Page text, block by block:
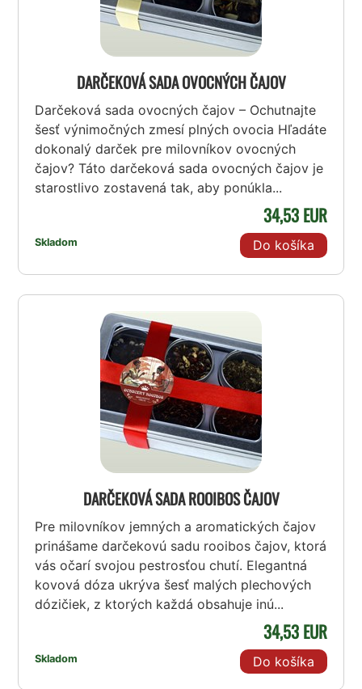
DARČEKOVÁ SADA OVOCNÝCH ČAJOV
Darčeková sada ovocných čajov – Ochutnajte
šesť výnimočných zmesí plných ovocia Hľadáte
dokonalý darček pre milovníkov ovocných
čajov? Táto darčeková sada ovocných čajov je
starostlivo zostavená tak, aby ponúkla...
Skladom
34,53 EUR
Do košíka
DARČEKOVÁ SADA ROOIBOS ČAJOV
Pre milovníkov jemných a aromatických čajov
prinášame darčekovú sadu rooibos čajov, ktorá
vás očarí svojou pestrosťou chutí. Elegantná
kovová dóza ukrýva šesť malých plechových
dózičiek, z ktorých každá obsahuje inú...
Skladom
34,53 EUR
Do košíka